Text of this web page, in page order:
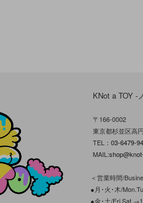
KNot a TOY -
〒166-0002
東京都杉並区高
TEL：03-6479-
MAIL:
＜営業時間/
●月･火･木/
●金･土/